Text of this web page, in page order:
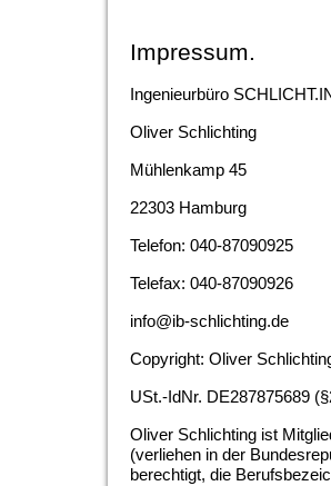
Impressum.
Ingenieurbüro
Oliver Schlichting
Mühlenkamp 45
22303 Hamburg
Telefon: 040-87090925
Telefax: 040-87090926
info@ib-schlichting.de
Copyright: Oliver
USt.-IdNr. DE287875689
Oliver Schlichting ist
(verliehen in der
berechtigt, die